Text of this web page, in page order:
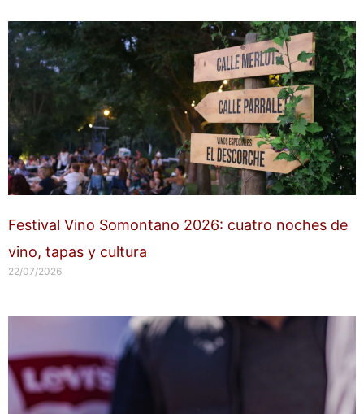
Festival Vino Somontano 2026: cuatro noches de
vino, tapas y cultura
22/07/2026